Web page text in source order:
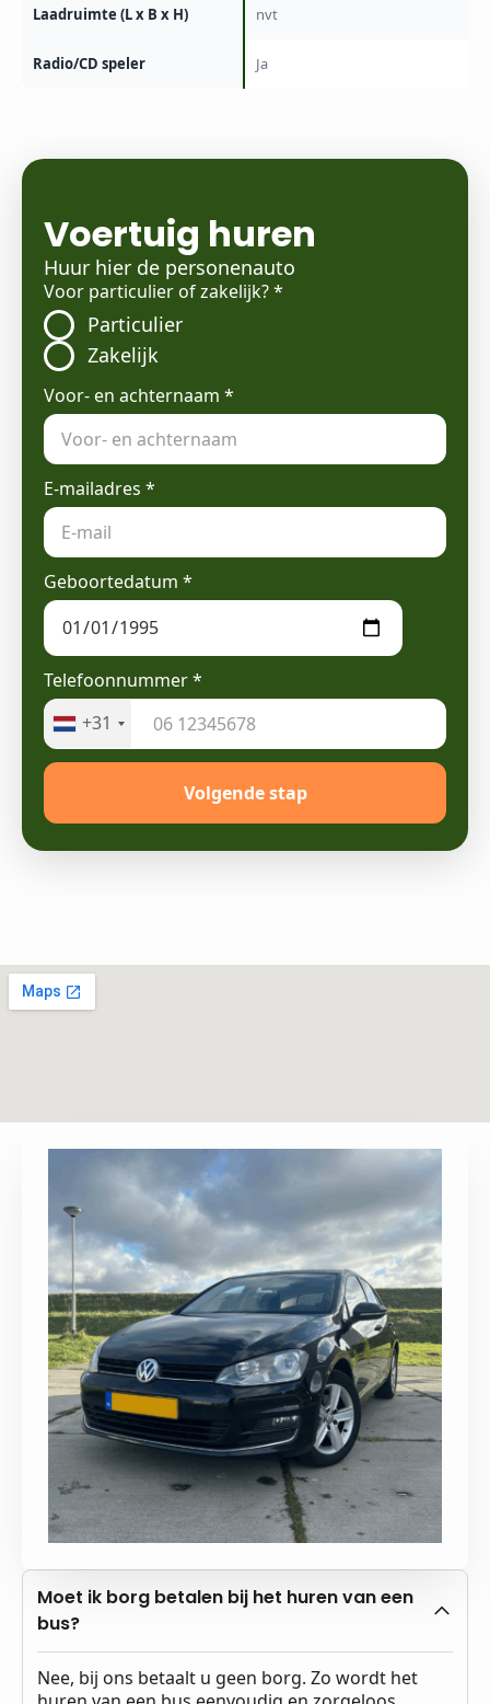
Laadruimte (L x B x H) nvt
Radio/CD speler Ja
Voertuig huren
Huur hier de personenauto
Voor particulier of zakelijk?*
Particulier
Zakelijk
Voor- en achternaam *
E-mailadres *
Geboortedatum *
Telefoonnummer*
+31
Volgende stap
Moet ik borg betalen bij het huren van een
bus?
Nee, bij ons betaalt u geen borg. Zo wordt het